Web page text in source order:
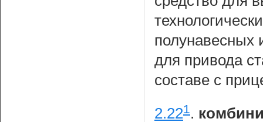
полунавесных
для привода
составе с
2.221.